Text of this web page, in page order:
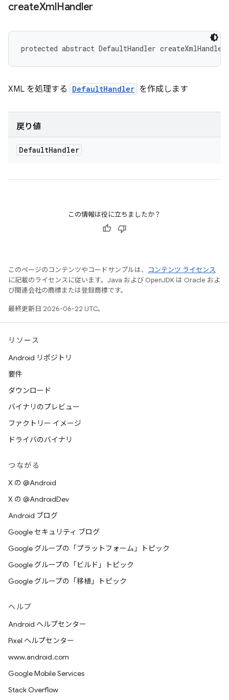
createXmlHandler
protected abstract DefaultHandler
XML を処理する DefaultHandler を作成します
戻り値
DefaultHandler
この情報は役に立ちましたか？
このページのコンテンツやコードサンプルは、
コンテンツ ライセンス
に記載のライセンスに従います。Java および OpenJDK は Oracle およ
び関連会社の商標または登録商標です。
最終更新日 2026-06-22 UTC。
リソース
Android リポジトリ
要件
ダウンロード
バイナリのプレビュー
ファクトリー イメージ
ドライバのバイナリ
つながる
X の @Android
X の @AndroidDev
Android ブログ
Google セキュリティ ブログ
Google グループの「プラットフォーム」トピック
Google グループの「ビルド」トピック
Google グループの「移植」トピック
ヘルプ
Android ヘルプセンター
Pixel ヘルプセンター
www.android.com
Google Mobile Services
Stack Overflow